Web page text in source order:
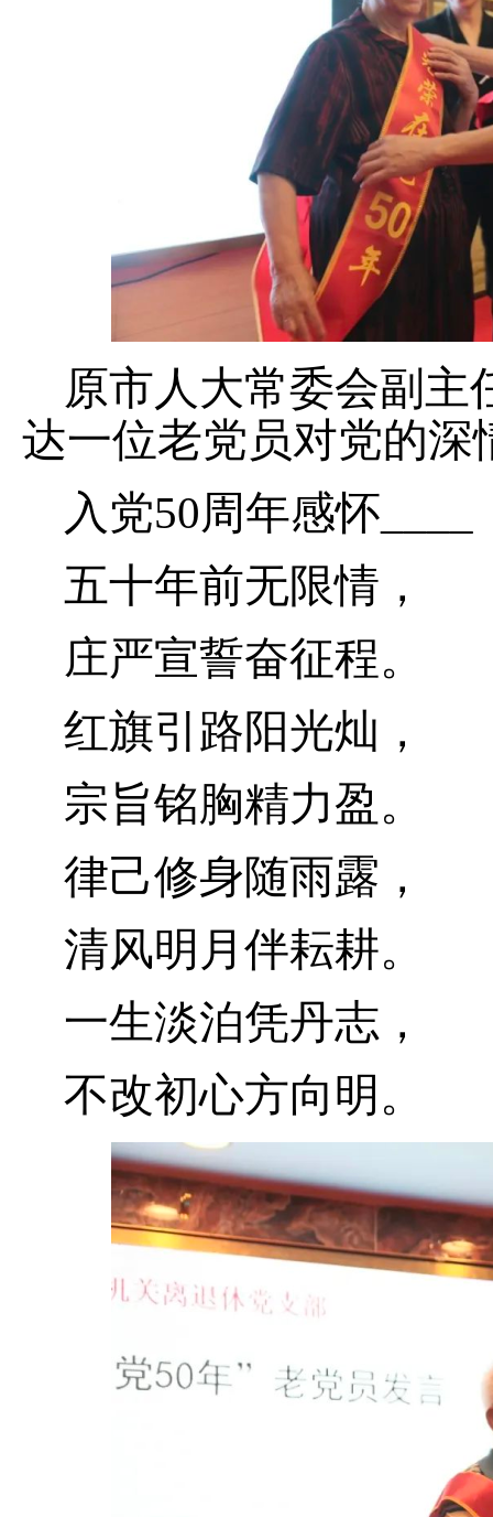
原市人大常委会副主
达一位老党员对党的深
入党50周年感怀____
五十年前无限情，
庄严宣誓奋征程。
红旗引路阳光灿，
宗旨铭胸精力盈。
律己修身随雨露，
清风明月伴耘耕。
一生淡泊凭丹志，
不改初心方向明。